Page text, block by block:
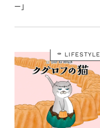
ー」
LIFESTYLE